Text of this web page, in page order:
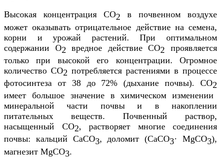
Высокая концентрация СО2 в почвенном воздухе
может оказывать отрицательное действие на семена,
корни и урожай растений. При оптимальном
содержании О2вредное действие СО2 проявляется
только при высокой его концентрации. Огромное
количество СО2 потребляется растениями в процессе
фотосинтеза от 38 до 72% (дыхание почвы). СО2
имеет большое значение в химическом изменении
минеральной части почвы и в накоплении
питательных веществ. Почвенный раствор,
насыщенный СО2, растворяет многие соединения
почвы: кальций СаСО3, доломит (СаСО3· MgСО3),
магнезит MgСО3.